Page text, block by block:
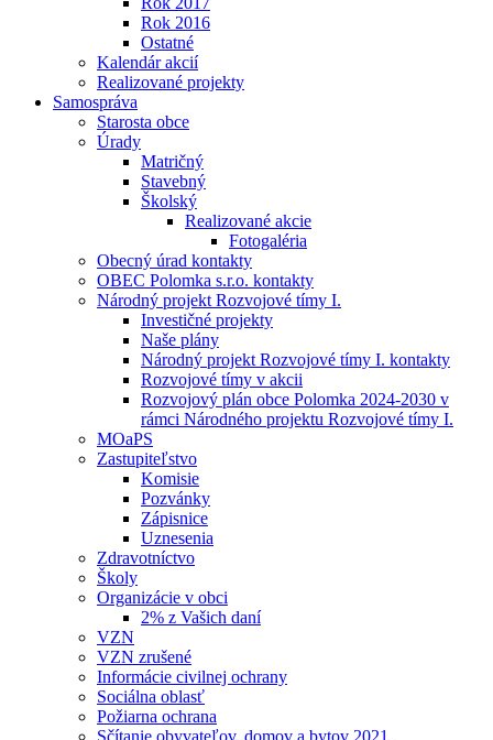
Rok 2016
Ostatné
Kalendár akcií
Realizované projekty
Samospráva
Starosta obce
Úrady
Matričný
Stavebný
Školský
Realizované akcie
Fotogaléria
Obecný úrad kontakty
OBEC Polomka s.r.o. kontakty
Národný projekt Rozvojové tímy I.
Investičné projekty
Naše plány
Národný projekt Rozvojové tímy I. kontakty
Rozvojové tímy v akcii
Rozvojový plán obce Polomka 2024-2030 v
rámci Národného projektu Rozvojové tímy I.
MOaPS
Zastupiteľstvo
Komisie
Pozvánky
Zápisnice
Uznesenia
Zdravotníctvo
Školy
Organizácie v obci
2% z Vašich daní
VZN
VZN zrušené
Informácie civilnej ochrany
Sociálna oblasť
Požiarna ochrana
Sčítanie obyvateľov, domov a bytov 2021